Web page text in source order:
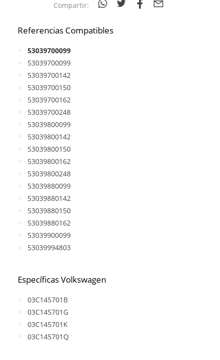
Compartir:
Referencias Compatibles
53039700099
53039700099
53039700142
53039700150
53039700162
53039700248
53039800099
53039800142
53039800150
53039800162
53039800248
53039880099
53039880142
53039880150
53039880162
53039900099
53039994803
Específicas Volkswagen
03C145701B
03C145701G
03C145701K
03C145701Q